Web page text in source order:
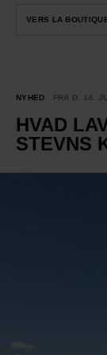
VERS LA
NYHED FRA D. 14.
HVAD
STEVNS